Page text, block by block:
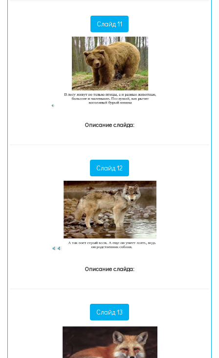
Слайд 11
Описание слайда:
Слайд 12
Описание слайда:
Слайд 13